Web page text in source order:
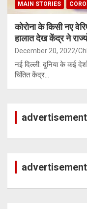
MAIN STORIES
कोरोना के किसी नए
हालात देख केंद्र ने
December 20, 2022
नई दिल्ली. दुनिया के कई
चिंतित केंद्र…
advertisement
advertisement